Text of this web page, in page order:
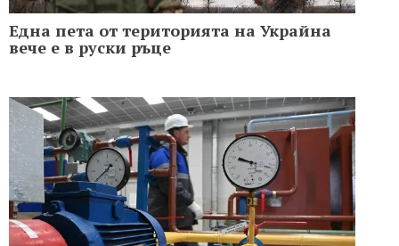
Една пета от територията на Украйна
вече е в руски ръце